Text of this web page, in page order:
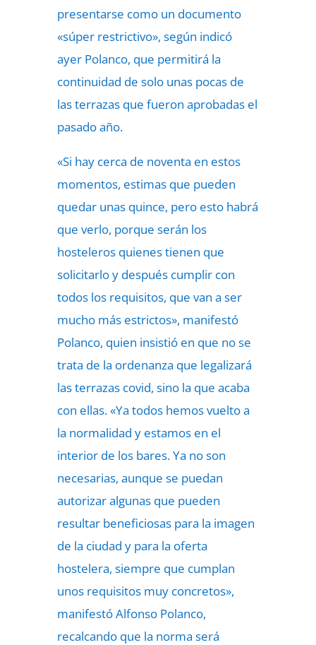
presentarse como un documento
«súper restrictivo», según indicó
ayer Polanco, que permitirá la
continuidad de solo unas pocas de
las terrazas que fueron aprobadas el
pasado año.
«Si hay cerca de noventa en estos
momentos, estimas que pueden
quedar unas quince, pero esto habrá
que verlo, porque serán los
hosteleros quienes tienen que
solicitarlo y después cumplir con
todos los requisitos, que van a ser
mucho más estrictos», manifestó
Polanco, quien insistió en que no se
trata de la ordenanza que legalizará
las terrazas covid, sino la que acaba
con ellas. «Ya todos hemos vuelto a
la normalidad y estamos en el
interior de los bares. Ya no son
necesarias, aunque se puedan
autorizar algunas que pueden
resultar beneficiosas para la imagen
de la ciudad y para la oferta
hostelera, siempre que cumplan
unos requisitos muy concretos»,
manifestó Alfonso Polanco,
recalcando que la norma será